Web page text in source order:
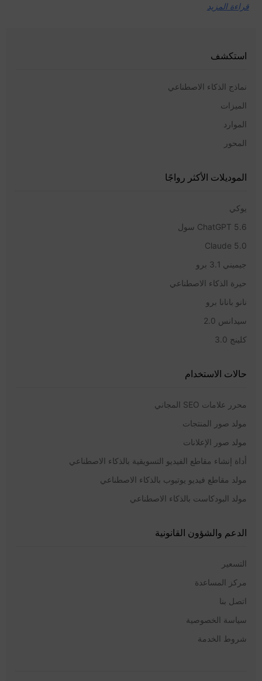
قراءة المزيد
استكشف
نماذج الذكاء الاصطناعي
الميزات
الموارد
المحور
الموديلات الأكثر رواجًا
يوكي
ChatGPT 5.6 سول
Claude 5.0
جيميني 3.1 برو
حيرة الذكاء الاصطناعي
نانو بانانا برو
سيدانس 2.0
كلينج 3.0
حالات الاستخدام
محرر علامات SEO المجاني
مولد صور المنتجات
مولد صور الإعلانات
أداة إنشاء مقاطع الفيديو التسويقية بالذكاء الاصطناعي
مولد مقاطع فيديو يوتيوب بالذكاء الاصطناعي
مولد البودكاست بالذكاء الاصطناعي
الدعم والشؤون القانونية
التسعير
مركز المساعدة
اتصل بنا
سياسة الخصوصية
شروط الخدمة